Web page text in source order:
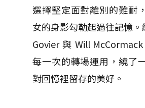
選擇堅定面對離別的難耐
女的身影勾勒起過往記憶
Govier 與 Will
每一次的轉場運用，繞了
對回憶裡留存的美好。